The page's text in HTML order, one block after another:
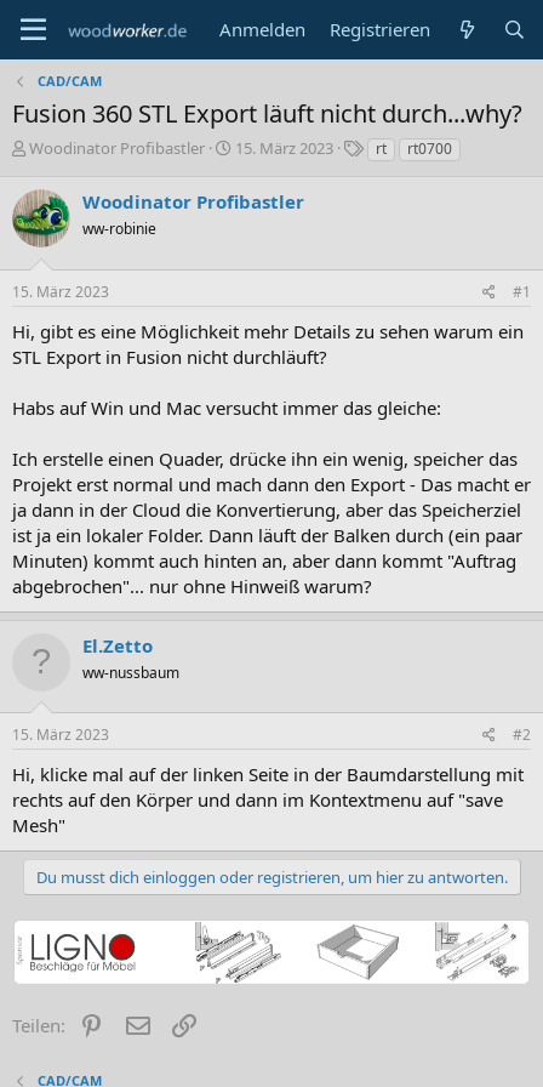
Anmelden Registrieren
CAD/CAM
Fusion 360 STL Export läuft nicht durch...why?
E
s
t
e
l
e
r
Woodinator Profibastler
E
s
t
l
a
m
15. März 2023
S
w
t
rt rt0700
Woodinator Profibastler
ww-robinie
15. März 2023 #1
Hi, gibt es eine Möglichkeit mehr Details zu sehen warum ein
STL Export in Fusion nicht durchläuft?
Habs auf Win und Mac versucht immer das gleiche:
Ich erstelle einen Quader, drücke ihn ein wenig, speicher das
Projekt erst normal und mach dann den Export - Das macht er
ja dann in der Cloud die Konvertierung, aber das Speicherziel
ist ja ein lokaler Folder. Dann läuft der Balken durch (ein paar
Minuten) kommt auch hinten an, aber dann kommt "Auftrag
abgebrochen"... nur ohne Hinweiß warum?
El.Zetto
ww-nussbaum
15. März 2023 #2
Hi, klicke mal auf der linken Seite in der Baumdarstellung mit
rechts auf den Körper und dann im Kontextmenu auf "save
Mesh"
Du musst dich einloggen oder registrieren, um hier zu antworten.
Teilen: PinterestE-Mail
CAD/CAM